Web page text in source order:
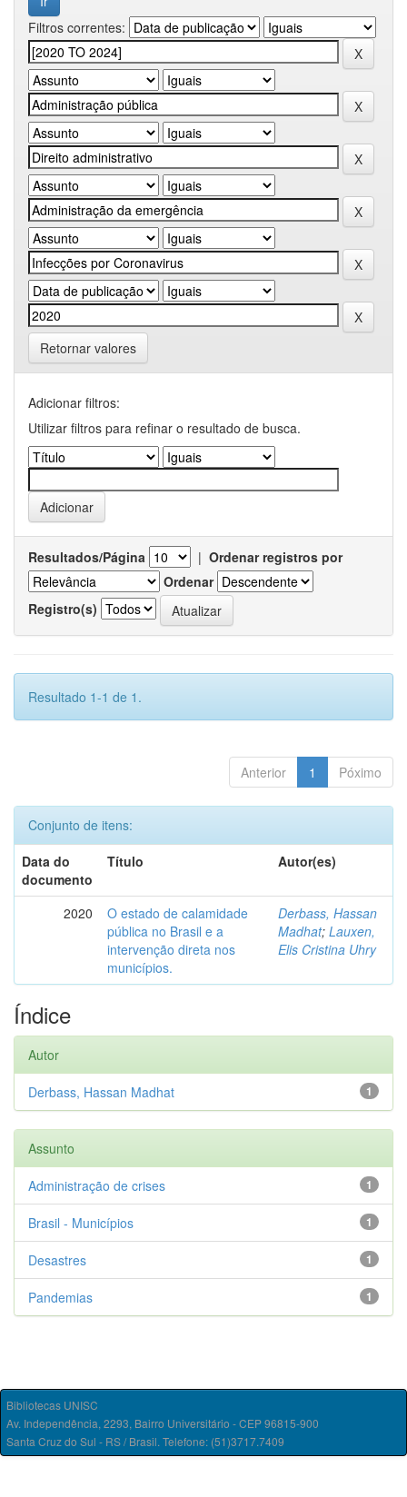
Filtros correntes:
Retornar valores
Adicionar filtros:
Utilizar filtros para refinar o resultado de busca.
Resultados/Página | Ordenar registros por
Ordenar
Registro(s)
Resultado 1-1 de 1.
Anterior 1 Póximo
Conjunto de itens:
Data do
documento
Título Autor(es)
2020
O estado de calamidade
pública no Brasil e a
intervenção direta nos
municípios.
Derbass, Hassan
Madhat; Lauxen,
Elis Cristina Uhry
Índice
Autor
1
Derbass, Hassan Madhat
Assunto
1
Administração de crises
1
Brasil - Municípios
1
Desastres
1
Pandemias
Bibliotecas UNISC
Av. Independência, 2293, Bairro Universitário - CEP 96815-900
Santa Cruz do Sul - RS / Brasil. Telefone: (51)3717.7409